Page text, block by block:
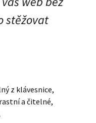
stěžovat
z klávesnice,
a čitelné,